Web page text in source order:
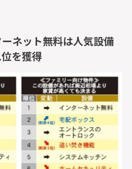
ネット無料は人気設備
を獲得